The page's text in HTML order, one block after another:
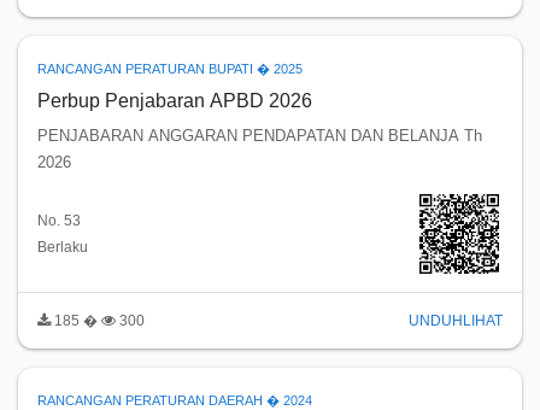
RANCANGAN PERATURAN BUPATI � 2025
Perbup Penjabaran APBD 2026
PENJABARAN ANGGARAN PENDAPATAN DAN BELANJA Th
2026
No. 53
Berlaku
185 � 300 UNDUH LIHAT
RANCANGAN PERATURAN DAERAH � 2024